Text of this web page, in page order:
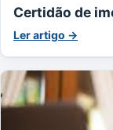
Certidão de
Ler artigo →